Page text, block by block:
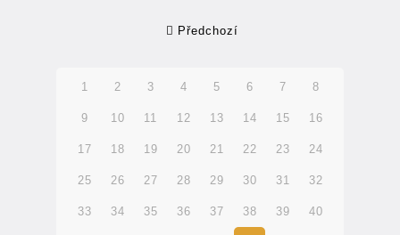
Předchozí
1 2 3 4 5 6 7 8
9 10 11 12 13 14 15 16
17 18 19 20 21 22 23 24
25 26 27 28 29 30 31 32
33 34 35 36 37 38 39 40